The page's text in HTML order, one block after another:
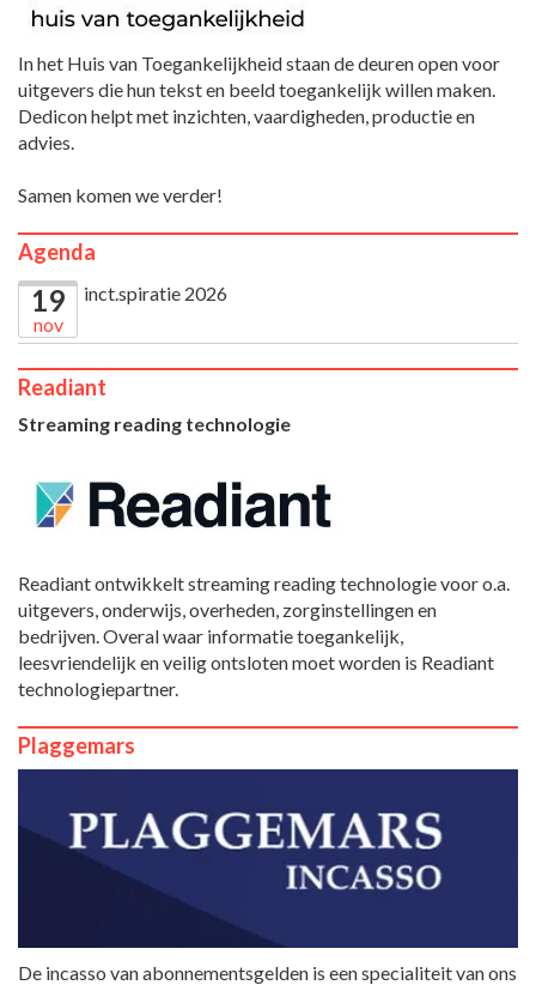
In het Huis van Toegankelijkheid staan de deuren open voor
uitgevers die hun tekst en beeld toegankelijk willen maken.
Dedicon helpt met inzichten, vaardigheden, productie en
advies.
Samen komen we verder!
Agenda
19
nov
inct.spiratie 2026
Readiant
Streaming reading technologie
Readiant ontwikkelt streaming reading technologie voor o.a.
uitgevers, onderwijs, overheden, zorginstellingen en
bedrijven. Overal waar informatie toegankelijk,
leesvriendelijk en veilig ontsloten moet worden is Readiant
technologiepartner.
Plaggemars
De incasso van abonnementsgelden is een specialiteit van ons